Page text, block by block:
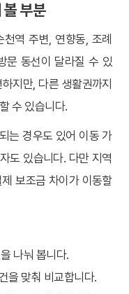
볼 부분
역 주변, 연향동, 조례
문 동선이 달라질 수 있
지만, 다른 생활권까지
수 있습니다.
는 경우도 있어 이동 가
도 있습니다. 다만 지역
보조금 차이가 이동할
나눠 봅니다.
을 맞춰 비교합니다.